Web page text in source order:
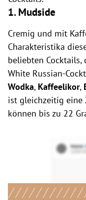
1. Mudside
Cremig und mit
Charakteristika
beliebten Cocktails,
White Russian-
Wodka, Kaffeelikor,
ist gleichzeitig eine
können bis zu 22